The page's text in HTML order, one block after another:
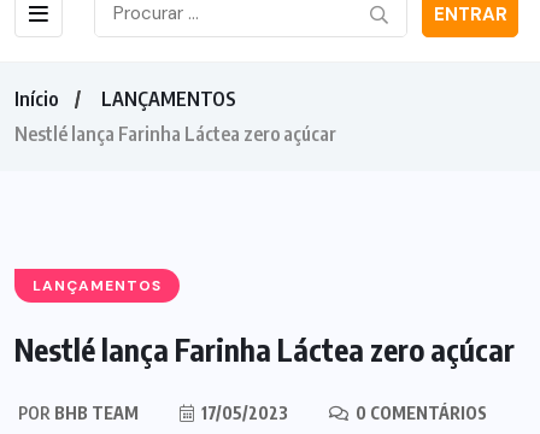
ENTRAR
Início
LANÇAMENTOS
Nestlé lança Farinha Láctea zero açúcar
LANÇAMENTOS
Nestlé lança Farinha Láctea zero açúcar
POR BHB TEAM 17/05/2023 0 COMENTÁRIOS